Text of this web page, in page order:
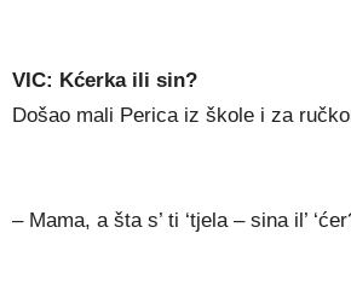
VIC: Kćerka ili sin?
Došao mali Perica iz škole i za
– Mama, a šta s’ ti ‘tjela – sina il’